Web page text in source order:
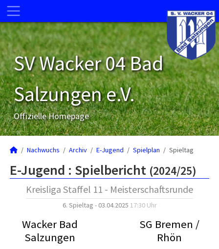
SV Wacker 04 Bad
Salzungen e.V.
Offizielle Homepage
Nachwuchs Archiv E-Jugend Spielplan Spieltag
E-Jugend : Spielbericht (2024/25)
Kreisliga Staffel 11 - Meisterschaftsrunde
6. Spieltag - 03.04.2025 17:30 Uhr
Wacker Bad
Salzungen
SG Bremen /
Rhön